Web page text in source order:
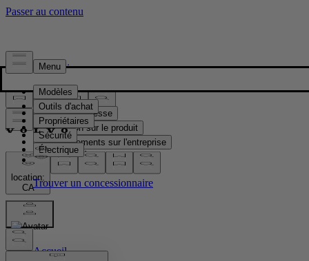
Presse & Médias
Matériel de presse
Information sur le produit
Renseignements sur l'entreprise
Contacts médias
location:
CA
Images
Accueil